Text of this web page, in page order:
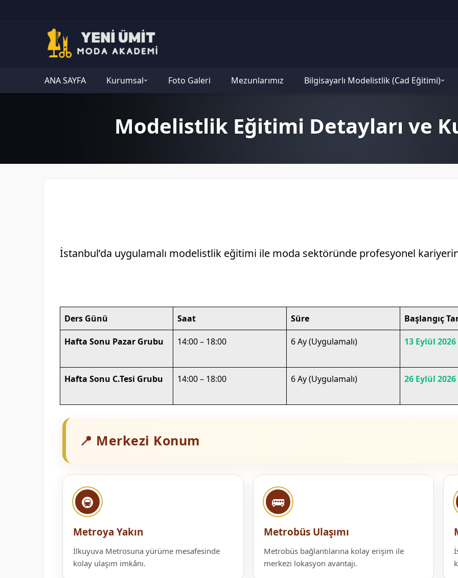
ANA SAYFA Kurumsal Foto Galeri Mezunlarımız Bilgisayarlı Modelistlik (Cad Eğitimi)
Modelistlik Eğitimi Detayları ve
İstanbul’da uygulamalı modelistlik eğitimi ile moda sektöründe profesyonel
Ders Günü Saat Süre Başlangıç
Hafta Sonu Pazar Grubu 14:00 – 18:00 6 Ay (Uygulamalı) 13 Eylül 2026
Hafta Sonu C.Tesi Grubu 14:00 – 18:00 6 Ay (Uygulamalı) 26 Eylül 2026
📍 Merkezi Konum
🚇
Metroya Yakın
İlkuyuva Metrosuna yürüme mesafesinde
kolay ulaşım imkânı.
🚌
Metrobüs Ulaşımı
Metrobüs bağlantılarına kolay erişim ile
merkezi lokasyon avantajı.